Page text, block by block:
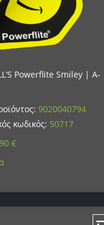
Powerflite Smiley | A-
9020040794
κωδικός: 50717
€